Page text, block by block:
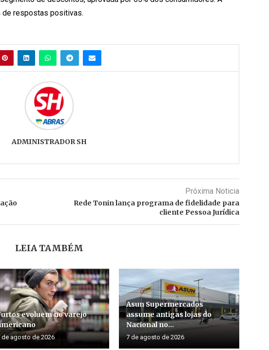
de respostas positivas.
ADMINISTRADOR SH
Próxima Noticia
Rede Tonin lança programa de fidelidade para
cliente Pessoa Jurídica
LEIA TAMBÉM
evoluem no varejo
de agosto de 2026
Asun Supermercados
assume antigas lojas do
Nacional no...
7 de agosto de 2026